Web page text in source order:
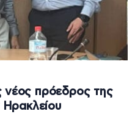
νέος πρόεδρος της